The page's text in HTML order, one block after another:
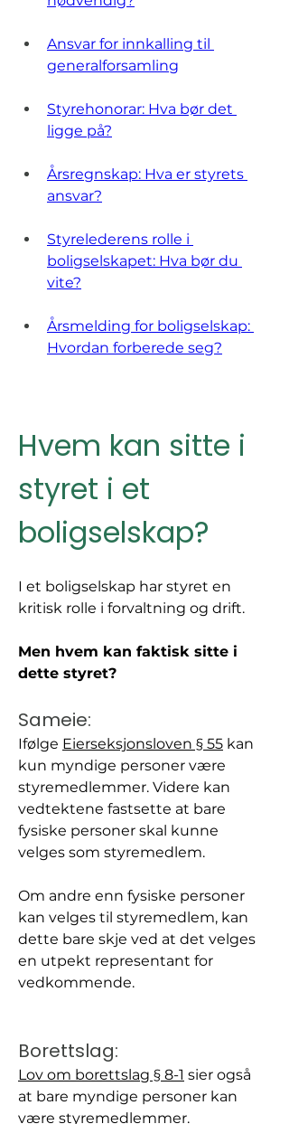
Ansvar for innkalling til
generalforsamling
Styrehonorar: Hva bør det
ligge på?
Årsregnskap: Hva er styrets
ansvar?
Styrelederens rolle i
boligselskapet: Hva bør du
vite?
Årsmelding for boligselskap:
Hvordan forberede seg?
Hvem kan sitte i
styret i et
boligselskap?
I et boligselskap har styret en
kritisk rolle i forvaltning og drift.
Men hvem kan faktisk sitte i
dette styret?
Sameie:
Ifølge Eierseksjonsloven § 55 kan
kun myndige personer være
styremedlemmer. Videre kan
vedtektene fastsette at bare
fysiske personer skal kunne
velges som styremedlem.
Om andre enn fysiske personer
kan velges til styremedlem, kan
dette bare skje ved at det velges
en utpekt representant for
vedkommende.
Borettslag:
Lov om borettslag § 8-1 sier også
at bare myndige personer kan
være styremedlemmer.